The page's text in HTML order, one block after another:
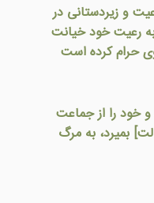
و زیردستانی در
به رعيت خود خيانت
حرام كرده است
خود را از جماعت
بمیرد، به مرگ